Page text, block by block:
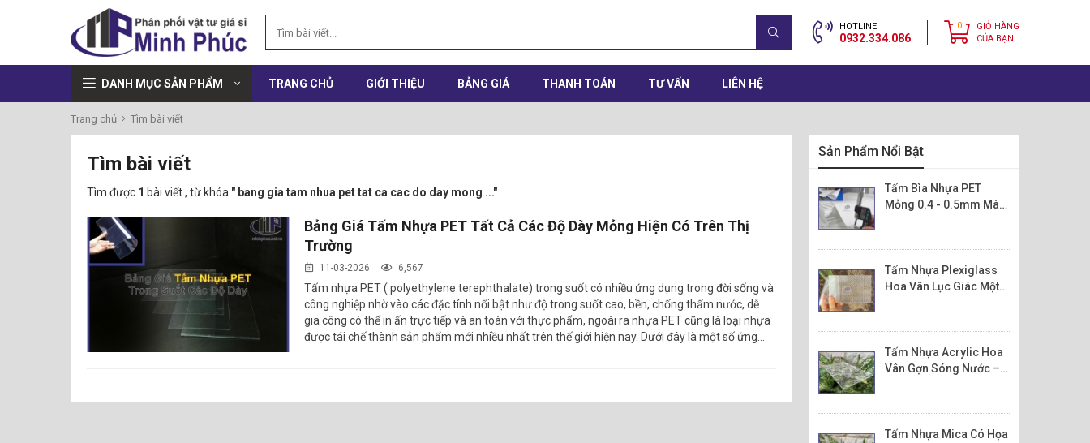
HOTLINE
0932.334.086
0
GIỎ HÀNG
CỦA BẠN
TRANG CHỦ GIỚI THIỆU BẢNG GIÁ THANH TOÁN TƯ VẤN LIÊN HỆ
DANH MỤC SẢN PHẨM
Trang chủ Tìm bài viết
Tìm bài viết
Tìm được 1 bài viết , từ khóa " bang gia tam nhua pet tat ca cac do day mong ..."
Bảng Giá Tấm Nhựa PET Tất Cả Các Độ Dày Mỏng Hiện Có Trên Thị
Trường
11-03-2026 6,567
Tấm nhựa PET ( polyethylene terephthalate) trong suốt có nhiều ứng dụng trong đời sống và
công nghiệp nhờ vào các đặc tính nổi bật như độ trong suốt cao, bền, chống thấm nước, dễ
gia công có thể in ấn trực tiếp và an toàn với thực phẩm, ngoài ra nhựa PET cũng là loại nhựa
được tái chế thành sản phẩm mới nhiều nhất trên thế giới hiện nay. Dưới đây là một số ứng
Sản Phẩm Nổi Bật
Tấm Bìa Nhựa PET
Mỏng 0.4 - 0.5mm Màu
Tấm Nhựa Plexiglass
Hoa Vân Lục Giác Một
Tấm Nhựa Acrylic Hoa
Vân Gợn Sóng Nước –
Tấm Nhựa Mica Có Họa